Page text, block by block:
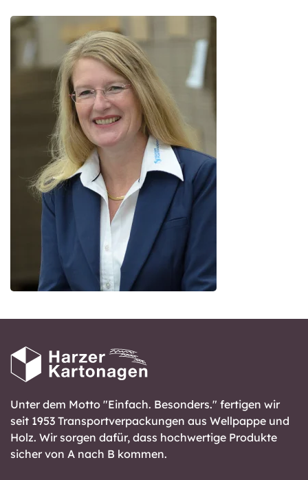
Unter dem Motto "Einfach. Besonders." fertigen wir
seit 1953 Transportverpackungen aus Wellpappe und
Holz. Wir sorgen dafür, dass hochwertige Produkte
sicher von A nach B kommen.